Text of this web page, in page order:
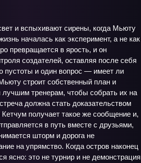
и вспыхивают сирены, когда Мьюту
началась как эксперимент, а не как
превращается в ярость, и он
создателей, оставляя после себя
пустоты и один вопрос — имеет ли
строит собственный план и
лучшим тренерам, чтобы собрать их на
должна стать доказательством
получает такое же сообщение и,
в путь вместе с друзьями,
шторм и дорога не
на упрямство. Когда остров наконец
ясно: это не турнир и не демонстрация